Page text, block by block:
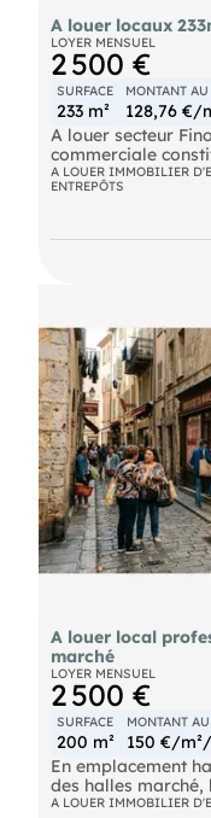
A louer locaux
LOYER MENSUEL
2 500 €
SURFACE
233 m²
MONTANT AU
128,76 €/
A louer secteur
commerciale
bureaux
d’1 annexe
153 m2 de dépôts
fluides et
parking privatif
A LOUER IMMOBILIER
ENTREPÔTS
A louer local
marché
LOYER MENSUEL
2 500 €
SURFACE
200 m²
MONTANT AU
150 €/
En emplacement
des halles
destination
A LOUER IMMOBILIER